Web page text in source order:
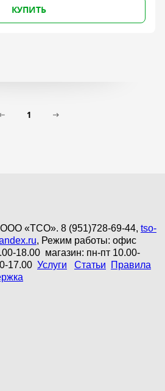
КУПИТЬ
1
«ТСО». 8 (951)728-69-44, tso-
, Режим работы: офис
18.00 магазин: пн-пт 10.00-
17.00 Услуги Статьи
Правила